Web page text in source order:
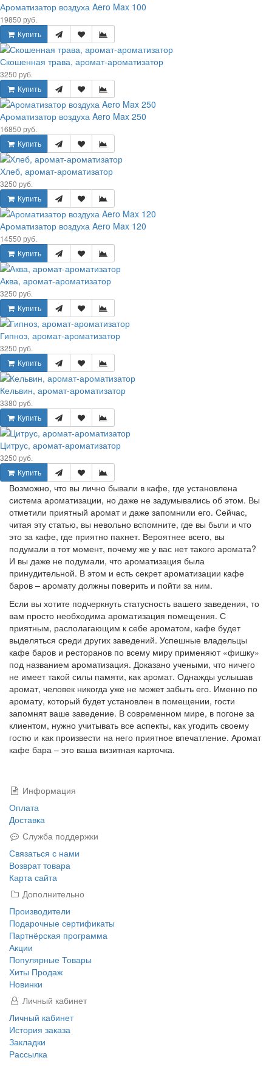
Ароматизатор воздуха Aero Max 100
19850 руб.
Купить
Скошенная трава, аромат-ароматизатор
3250 руб.
Купить
Ароматизатор воздуха Aero Max 250
16850 руб.
Купить
Хлеб, аромат-ароматизатор
3250 руб.
Купить
Ароматизатор воздуха Aero Max 120
14550 руб.
Купить
Аква, аромат-ароматизатор
3250 руб.
Купить
Гипноз, аромат-ароматизатор
3250 руб.
Купить
Кельвин, аромат-ароматизатор
3380 руб.
Купить
Цитрус, аромат-ароматизатор
3250 руб.
Купить
Возможно, что вы лично бывали в кафе, где установлена
система ароматизации, но даже не задумывались об этом. Вы
отметили приятный аромат и даже запомнили его. Сейчас,
читая эту статью, вы невольно вспомните, где вы были и что
это за кафе, где приятно пахнет. Вероятнее всего, вы
подумали в тот момент, почему же у вас нет такого аромата?
И вы даже не подумали, что ароматизация была
принудительной. В этом и есть секрет ароматизации кафе
баров – аромату должны поверить и пойти за ним.
Если вы хотите подчеркнуть статусность вашего заведения, то
вам просто необходима ароматизация помещения. С
приятным, располагающим к себе ароматом, кафе будет
выделяться среди других заведений. Успешные владельцы
кафе баров и ресторанов по всему миру применяют «фишку»
под названием ароматизация. Доказано учеными, что ничего
не имеет такой силы памяти, как аромат. Однажды услышав
аромат, человек никогда уже не может забыть его. Именно по
аромату, который будет установлен в помещении, гости
запомнят ваше заведение. В современном мире, в погоне за
клиентом, нужно учитывать все аспекты, как угодить своему
гостю и как произвести на него приятное впечатление. Аромат
кафе бара – это ваша визитная карточка.
Информация
Оплата
Доставка
Служба поддержки
Связаться с нами
Возврат товара
Карта сайта
Дополнительно
Производители
Подарочные сертификаты
Партнёрская программа
Акции
Популярные Товары
Хиты Продаж
Новинки
Личный кабинет
Личный кабинет
История заказа
Закладки
Рассылка